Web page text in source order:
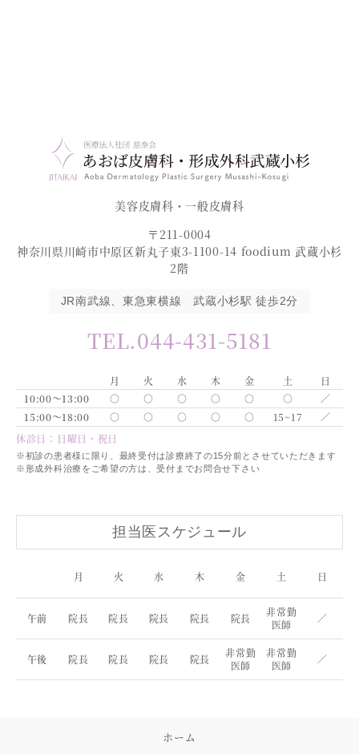
美容皮膚科・一般皮膚科
〒211-0004
神奈川県川崎市中原区新丸子東3-1100-14 foodium 武蔵小杉
2階
JR南武線、東急東横線 武蔵小杉駅 徒歩2分
TEL.044-431-5181
月 火 水 木 金 土
日
10:00～13:00
○ ○ ○ ○ ○ ○
／
15:00～18:00
○ ○ ○ ○ ○ 15~17
／
休診日：日曜日・祝日
※初診の患者様に限り、最終受付は診療終了の15分前とさせていただきます
※形成外科治療をご希望の方は、受付までお問合せ下さい
担当医スケジュール
月 火 水 木 金 土 日
午前 院長 院長 院長 院長 院長
非常勤
医師
／
午後 院長 院長 院長 院長
非常勤
医師
非常勤
医師
／
ホーム